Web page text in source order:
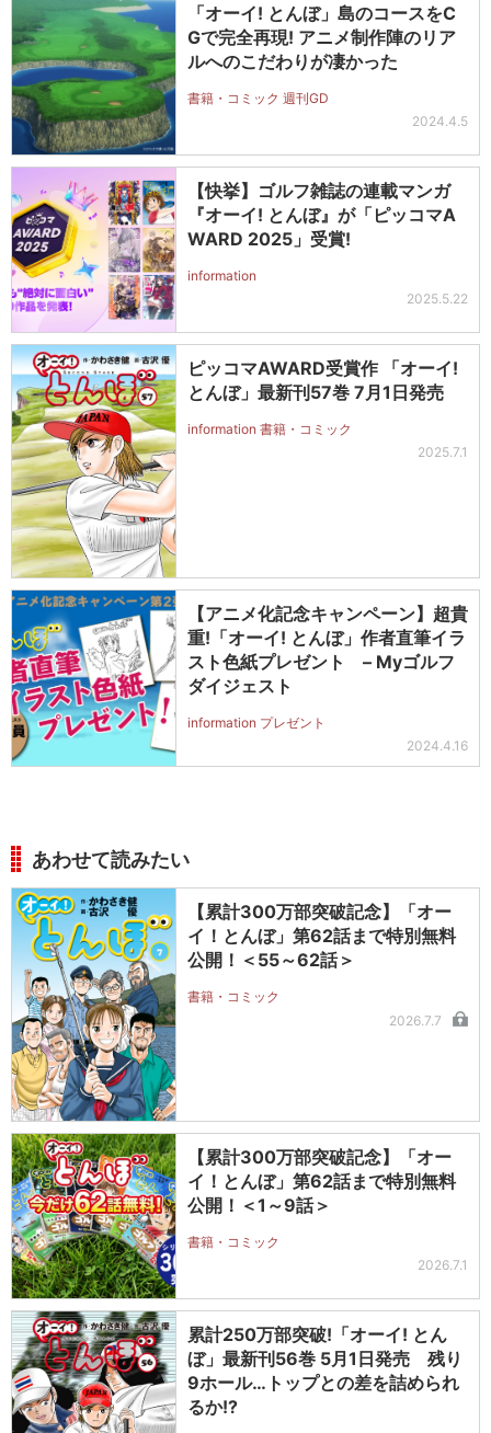
「オーイ! とんぼ」島のコースをC
Gで完全再現! アニメ制作陣のリア
ルへのこだわりが凄かった
書籍・コミック 週刊GD
2024.4.5
【快挙】ゴルフ雑誌の連載マンガ
『オーイ! とんぼ』が「ピッコマA
WARD 2025」受賞!
information
2025.5.22
ピッコマAWARD受賞作 「オーイ!
とんぼ」最新刊57巻 7月1日発売
information 書籍・コミック
2025.7.1
【アニメ化記念キャンペーン】超貴
重!「オーイ! とんぼ」作者直筆イラ
スト色紙プレゼント – Myゴルフ
ダイジェスト
information プレゼント
2024.4.16
あわせて読みたい
【累計300万部突破記念】「オー
イ！とんぼ」第62話まで特別無料
公開！＜55～62話＞
書籍・コミック
2026.7.7
【累計300万部突破記念】「オー
イ！とんぼ」第62話まで特別無料
公開！＜1～9話＞
書籍・コミック
2026.7.1
累計250万部突破!「オーイ! とん
ぼ」最新刊56巻 5月1日発売 残り
9ホール…トップとの差を詰められ
るか!?